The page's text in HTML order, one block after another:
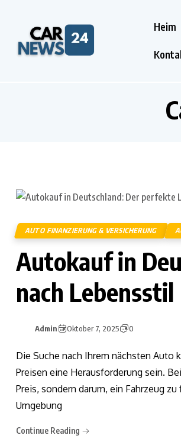
Heim
AUTO FINANZIERUNG & VERSICHERUNG
Autokauf in
nach Lebensstil
Admin Oktober 7, 2025 0
Die Suche nach Ihrem nächsten Auto
Preisen eine Herausforderung sein.
Preis, sondern darum, ein Fahrzeug
Umgebung
Continue Reading